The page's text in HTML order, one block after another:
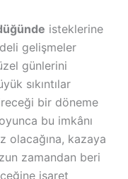
isteklerine
gelişmeler
günlerini
sıkıntılar
bir döneme
bu imkânı
olacağına, kazaya
zamandan beri
işaret